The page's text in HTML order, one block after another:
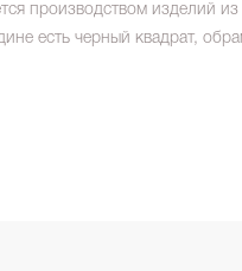
производством изделий
есть черный квадрат,